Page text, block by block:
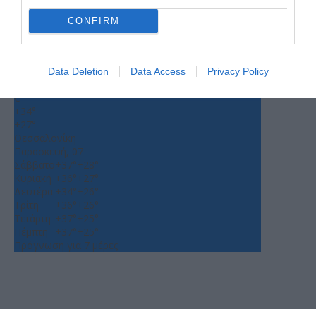
CONFIRM
Data Deletion Data Access Privacy Policy
Ο ΚΑΙΡΟΣ
C
+34°
+27°
Θεσσαλονίκη
Παρασκευή, 07
Σάββατο+37°+28°
Κυριακή +36°+27°
Δευτέρα +34°+26°
Τρίτη
+36°+26°
Τετάρτη +37°+25°
Πέμπτη
+37°+25°
Πρόγνωση για 7 μέρες